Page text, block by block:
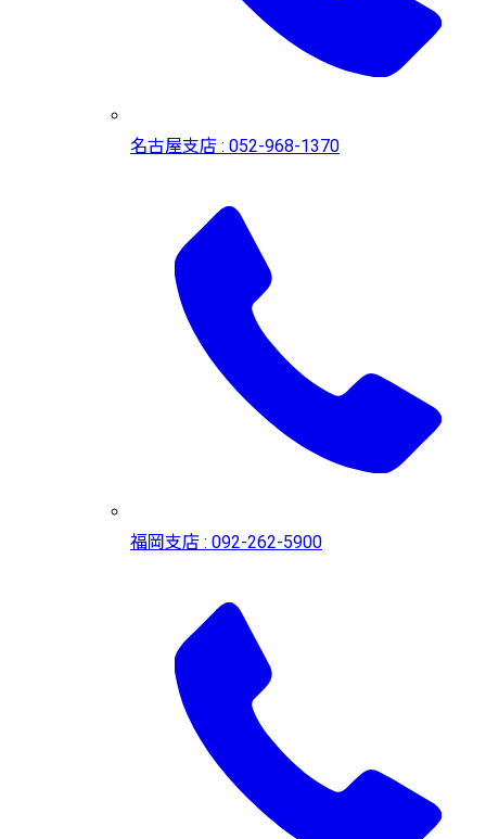
名古屋支店 : 052-968-1370
福岡支店 : 092-262-5900